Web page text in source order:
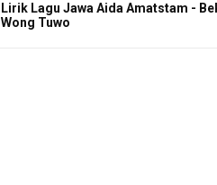
Lirik Lagu Jawa Aida Amatstam -
Wong Tuwo